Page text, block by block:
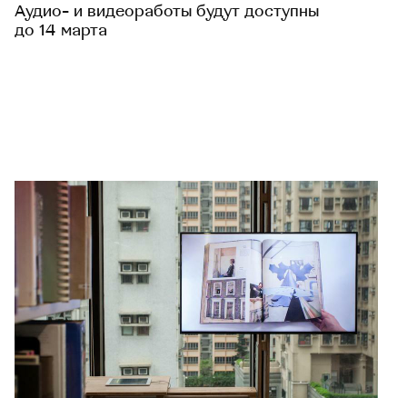
Аудио- и видеоработы будут доступны
до 14 марта